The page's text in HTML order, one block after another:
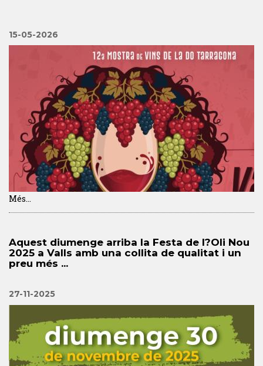
15-05-2026
Més...
Aquest diumenge arriba la Festa de l?Oli Nou
2025 a Valls amb una collita de qualitat i un
preu més ...
27-11-2025